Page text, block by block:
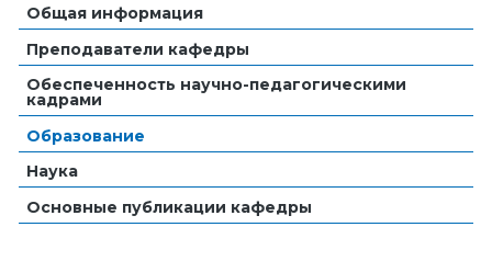
Общая информация
Преподаватели кафедры
Обеспеченность научно-педагогическими
кадрами
Образование
Наука
Основные публикации кафедры